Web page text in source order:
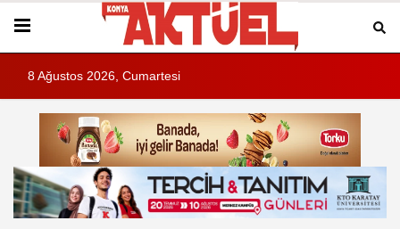
8 Ağustos 2026, Cumartesi